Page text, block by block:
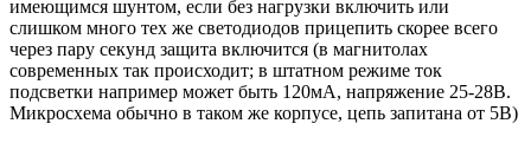
имеющимся шунтом, если без нагрузки включить или
слишком много тех же светодиодов прицепить скорее всего
через пару секунд защита включится (в магнитолах
современных так происходит; в штатном режиме ток
подсветки например может быть 120мА, напряжение 25-28В.
Микросхема обычно в таком же корпусе, цепь запитана от 5В)